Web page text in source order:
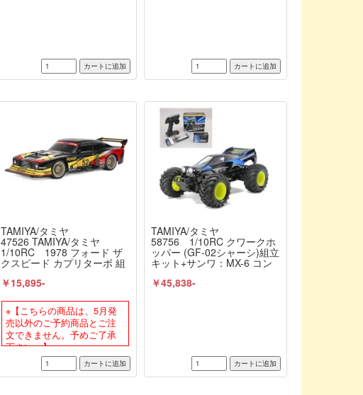
TAMIYA/タミヤ
47526 TAMIYA/タミヤ
1/10RC 1978 フォード ザ
クスピード カプリターボ 組
シ） 【RC特別企画】 （未
￥15,895-
※【こちらの商品は、5月発
売以外のご予約商品とご注
文できません。予めご了承
下さい。】
TAMIYA/タミヤ
58756 1/10RC クワークホ
ッパー (GF-02シャーシ)組立
キット+サンワ：MX-6 コン
ナルフルセット+オリジナル
￥45,838-